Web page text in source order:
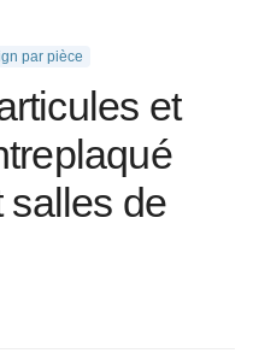
par pièce
et
salles de